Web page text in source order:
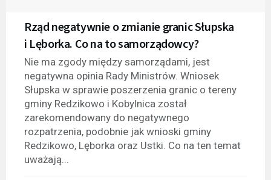
Rząd negatywnie o zmianie granic Słupska
i Lęborka. Co na to samorządowcy?
Nie ma zgody między samorządami, jest
negatywna opinia Rady Ministrów. Wniosek
Słupska w sprawie poszerzenia granic o tereny
gminy Redzikowo i Kobylnica został
zarekomendowany do negatywnego
rozpatrzenia, podobnie jak wnioski gminy
Redzikowo, Lęborka oraz Ustki. Co na ten temat
uważają...